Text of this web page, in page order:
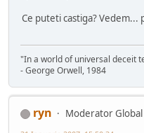
Ce puteti castiga?
"In a world of universal deceit
- George Orwell, 1984
ryn
Moderator Global